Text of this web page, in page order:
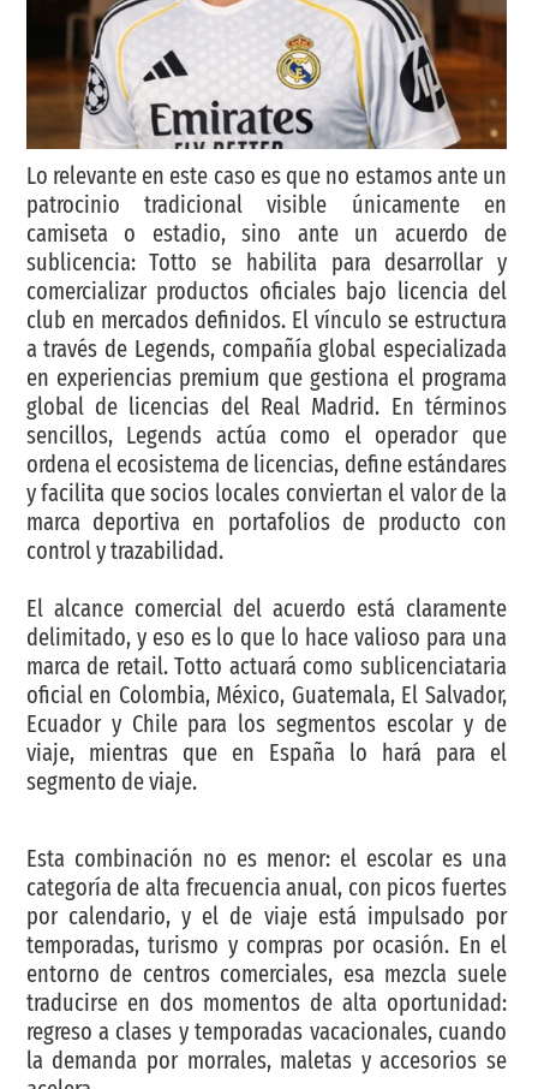
Lo relevante en este caso es que no estamos ante un
patrocinio tradicional visible únicamente en
camiseta o estadio, sino ante un acuerdo de
sublicencia: Totto se habilita para desarrollar y
comercializar productos oficiales bajo licencia del
club en mercados definidos. El vínculo se estructura
a través de Legends, compañía global especializada
en experiencias premium que gestiona el programa
global de licencias del Real Madrid. En términos
sencillos, Legends actúa como el operador que
ordena el ecosistema de licencias, define estándares
y facilita que socios locales conviertan el valor de la
marca deportiva en portafolios de producto con
control y trazabilidad.
El alcance comercial del acuerdo está claramente
delimitado, y eso es lo que lo hace valioso para una
marca de retail. Totto actuará como sublicenciataria
oficial en Colombia, México, Guatemala, El Salvador,
Ecuador y Chile para los segmentos escolar y de
viaje, mientras que en España lo hará para el
segmento de viaje.
Esta combinación no es menor: el escolar es una
categoría de alta frecuencia anual, con picos fuertes
por calendario, y el de viaje está impulsado por
temporadas, turismo y compras por ocasión. En el
entorno de centros comerciales, esa mezcla suele
traducirse en dos momentos de alta oportunidad:
regreso a clases y temporadas vacacionales, cuando
la demanda por morrales, maletas y accesorios se